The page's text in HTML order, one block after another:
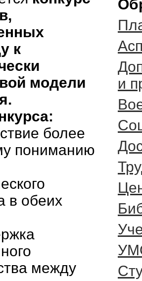
к
модели
более
пониманию
в обеих
между
и